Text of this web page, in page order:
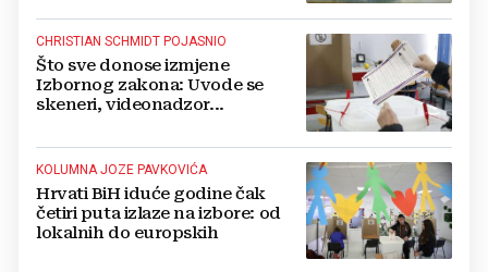
CHRISTIAN SCHMIDT POJASNIO
Što sve donose izmjene
Izbornog zakona: Uvode se
skeneri, videonadzor...
KOLUMNA JOZE PAVKOVIĆA
Hrvati BiH iduće godine čak
četiri puta izlaze na izbore: od
lokalnih do europskih